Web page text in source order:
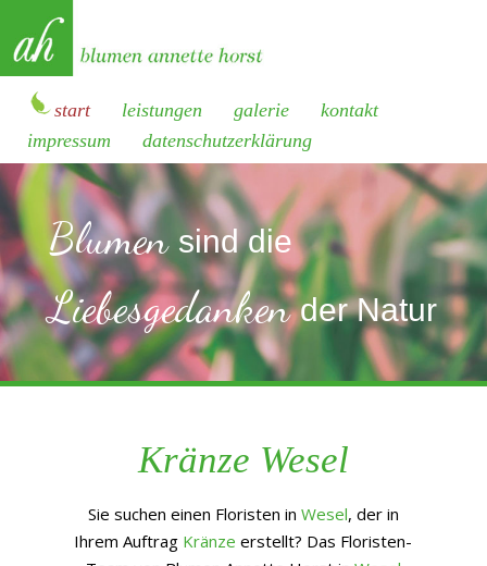
start leistungen galerie
kontakt
impressum
datenschutzerklärung
Blumen sind die
Liebesgedankender Natur
Kränze Wesel
Sie suchen einen Floristen in Wesel, der in
Ihrem Auftrag Kränze erstellt? Das Floristen-